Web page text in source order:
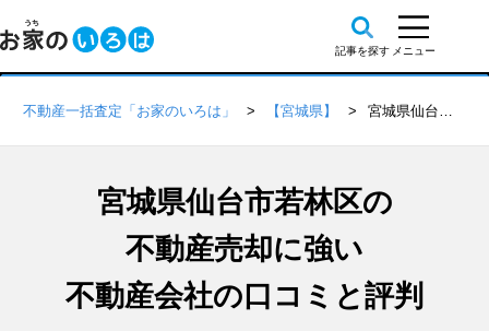
不動産一括査定「お家のいろは」 【宮城県】 宮城県仙台市若林区の不動産会社 口コミ・評判一覧
宮城県仙台市若林区の
不動産売却に強い
不動産会社の口コミと評判